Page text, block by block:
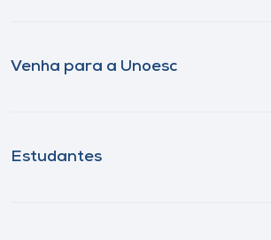
Venha para a Unoesc
Estudantes